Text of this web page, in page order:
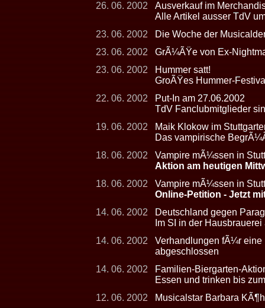
26. 06. 2002
Ausverkauf im
Alle Artikel ausser TdV
23. 06. 2002
Die Woche der
23. 06. 2002
GrÃ¼ÃŸe von Ex-
23. 06. 2002
Hummer satt!
GroÃŸes Hummer-
22. 06. 2002
Put-In am 27.06.2002
TdV Fanclubmitglieder
19. 06. 2002
Maik Klokow im
Das vampirische
18. 06. 2002
Vampire mÃ¼ssen in
Aktion am heutigen
18. 06. 2002
Vampire mÃ¼ssen in
Online-Petition - Jetzt
14. 06. 2002
Deutschland gegen
Im SI in der
14. 06. 2002
Verhandlungen fÃ¼r eine
abgeschlossen
14. 06. 2002
Familien-Biergarten-
Essen und trinken bis
12. 06. 2002
Musicalstar Barbara